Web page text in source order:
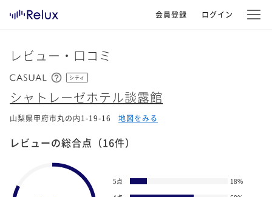
会員登録 ログイン
レビュー・口コミ
シティ
シャトレーゼホテル談露館
山梨県甲府市丸の内1-19-16 地図をみる
レビューの総合点 （16件）
5点 18%